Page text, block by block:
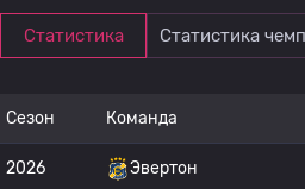
Статистика Статистика
Сезон Команда
2026 Эвертон